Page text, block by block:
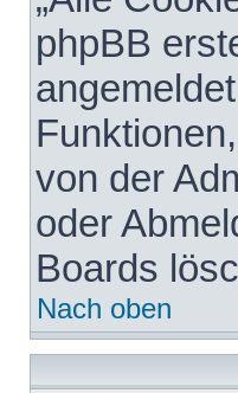
phpBB
von der
oder
Boards
Nach oben